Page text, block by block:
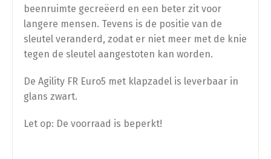
beenruimte gecreëerd en een beter zit voor
langere mensen. Tevens is de positie van de
sleutel veranderd, zodat er niet meer met de knie
tegen de sleutel aangestoten kan worden.
De Agility FR Euro5 met klapzadel is leverbaar in
glans zwart.
Let op: De voorraad is beperkt!